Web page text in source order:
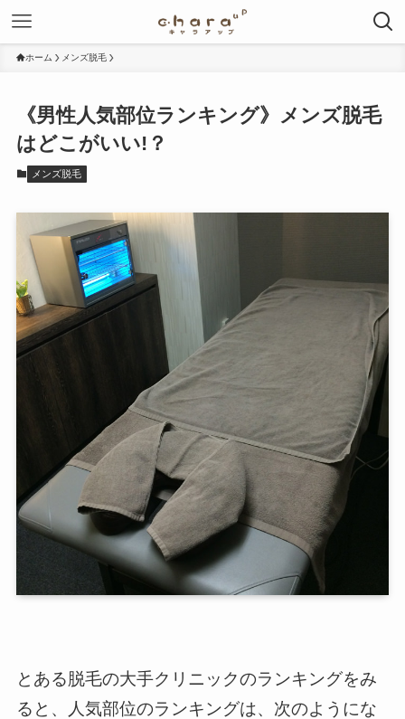
ホーム メンズ脱毛
《男性人気部位ランキング》メンズ脱毛
はどこがいい!？
メンズ脱毛
とある脱毛の大手クリニックのランキングをみ
ると、人気部位のランキングは、次のようにな